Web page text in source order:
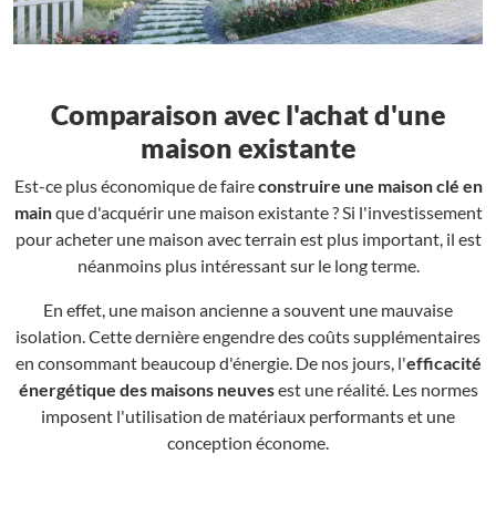
Comparaison avec l'achat d'une
maison existante
Est-ce plus économique de faireconstruire une maison clé en
mainque d'acquérir une maison existante ? Si l'investissement
pour acheter une maison avec terrain est plus important, il est
néanmoins plus intéressant sur le long terme.
En effet, une maison ancienne a souvent une mauvaise
isolation. Cette dernière engendre des coûts supplémentaires
en consommant beaucoup d'énergie. De nos jours, l'efficacité
énergétique des maisons neuvesest une réalité. Les normes
imposent l'utilisation de matériaux performants et une
conception économe.